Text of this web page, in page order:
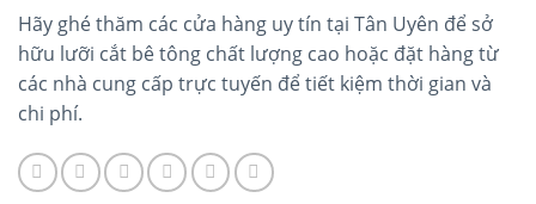
Hãy ghé thăm các cửa hàng uy tín tại Tân Uyên để sở
hữu lưỡi cắt bê tông chất lượng cao hoặc đặt hàng từ
các nhà cung cấp trực tuyến để tiết kiệm thời gian và
chi phí.